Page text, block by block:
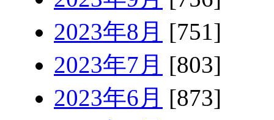
2023年8月 [751]
2023年7月 [803]
2023年6月 [873]